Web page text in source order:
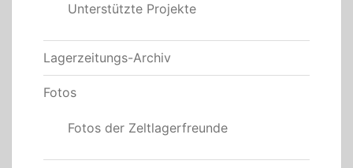
Unterstützte Projekte
Lagerzeitungs-Archiv
Fotos
Fotos der Zeltlagerfreunde